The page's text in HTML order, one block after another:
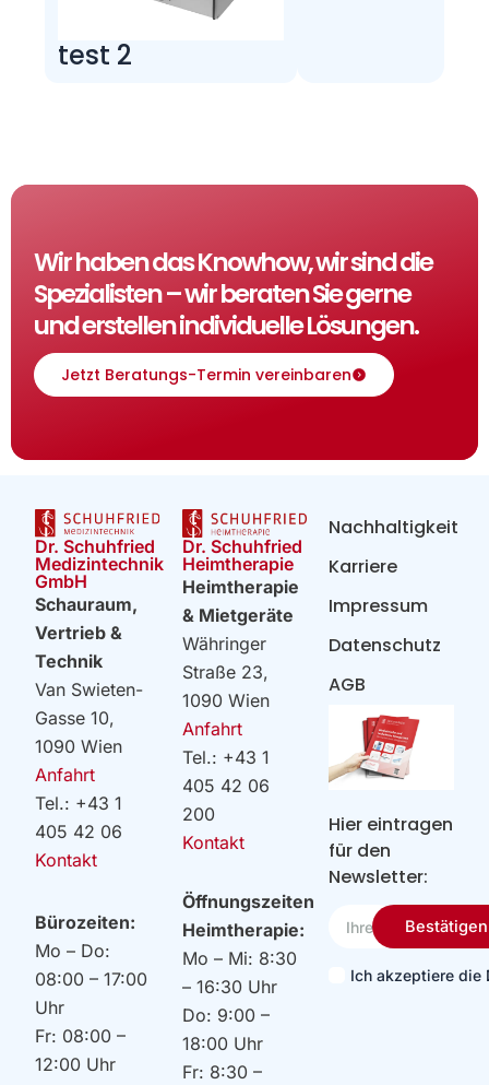
test 2
Wir haben das Knowhow, wir sind die
Spezialisten – wir beraten Sie gerne
und erstellen individuelle Lösungen.
Jetzt Beratungs-Termin vereinbaren
Dr. Schuhfried
Medizintechnik
GmbH
Schauraum,
Vertrieb &
Technik
Van Swieten-
Gasse 10,
1090 Wien
Anfahrt
Tel.: +43 1
405 42 06
Kontakt
Bürozeiten:
Mo – Do:
08:00 – 17:00
Uhr
Fr: 08:00 –
12:00 Uhr
Dr. Schuhfried
Heimtherapie
Heimtherapie
& Mietgeräte
Währinger
Straße 23,
1090 Wien
Anfahrt
Tel.: +43 1
405 42 06
200
Kontakt
Öffnungszeiten
Heimtherapie:
Mo – Mi: 8:30
– 16:30 Uhr
Do: 9:00 –
18:00 Uhr
Fr: 8:30 –
Hier eintragen
für den
Newsletter:
Email
Ich akzeptiere die
Bestätigen
Nachhaltigkeit
Karriere
Impressum
Datenschutz
AGB